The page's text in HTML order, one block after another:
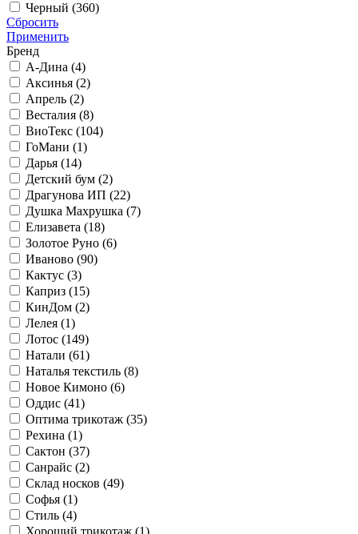
Черный (360)
Сбросить
Применить
Бренд
А-Дина (4)
Аксинья (2)
Апрель (2)
Весталия (8)
ВиоТекс (104)
ГоМани (1)
Дарья (14)
Детский бум (2)
Драгунова ИП (22)
Душка Махрушка (7)
Елизавета (18)
Золотое Руно (6)
Иваново (90)
Кактус (3)
Каприз (15)
КинДом (2)
Лелея (1)
Лотос (149)
Натали (61)
Наталья текстиль (8)
Новое Кимоно (6)
Оддис (41)
Оптима трикотаж (35)
Рехина (1)
Сактон (37)
Санрайс (2)
Склад носков (49)
Софья (1)
Стиль (4)